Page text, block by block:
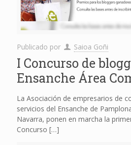
Publicado por Saioa Goñi
I Concurso de
Ensanche Área
La Asociación de empresarios de
servicios del Ensanche de
Navarra, ponen en marcha la
Concurso […]